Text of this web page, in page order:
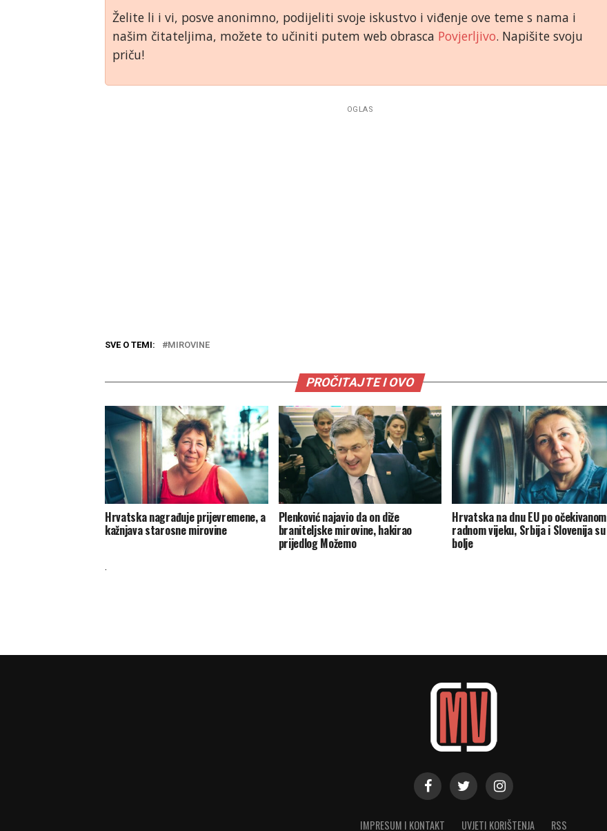
Želite li i vi, posve anonimno, podijeliti svoje iskustvo i viđenje ove teme s nama i
našim čitateljima, možete to učiniti putem web obrasca Povjerljivo. Napišite svoju
priču!
OGLAS
SVE O TEMI: MIROVINE
PROČITAJTE I OVO
Hrvatska nagrađuje prijevremene, a
kažnjava starosne mirovine
Plenković najavio da on diže
braniteljske mirovine, hakirao
prijedlog Možemo
Hrvatska na dnu EU po očekivanom
radnom vijeku, Srbija i Slovenija su
bolje
.
IMPRESUM I KONTAKT UVJETI KORIŠTENJA RSS